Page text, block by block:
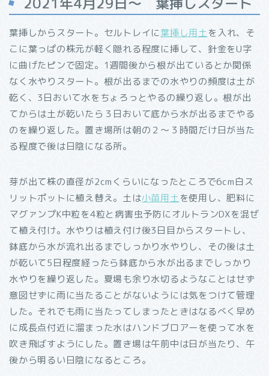
葉挿しからスタート。セルトレイに葉挿し用土 を入れ、そ
こに葉っぱの株元が軽く隠れる程度に挿して、針金をU字
に曲げたピンで固定。1週間後から根が出ているとか関係
なく水やりスタート。根が出るまでの水やりの頻度は土が
乾く、3日おいて水をちょろっとやるの繰り返し。根が出
てからは土が乾いたら３日おいて底から水が出るまでやる
のを繰り返した。置き場所は朝の２～３時間だけ日が当た
る程度で後は日陰になる所。
芽が出て株の直径が2cmくらいになったところで6cm白ス
リットポットに植え替え。土は小苗用土 を使用し、肥料に
マグァンプK中粒を4粒と病害虫予防にオルトランDXを混ぜ
て植え付け。水やりは植え付け後3日目からスタートし、
鉢底から水が流れ出るまでしっかり水やりし、その後は土
が乾いて5日程度経ったら鉢底から水が出るまでしっかり
水やりを繰り返した。夏場も余り水切るようなことはせず
意図せずに雨に当たることがないようには気をつけて管理
した。それでも雨に当たってしまったときはなるべく早め
に成長点付近に溜まった水はハンドブロアーを使って水を
吹き飛ばすようにした。置き場は午前中は日が当たり、午
後から明るい日陰になるところ。